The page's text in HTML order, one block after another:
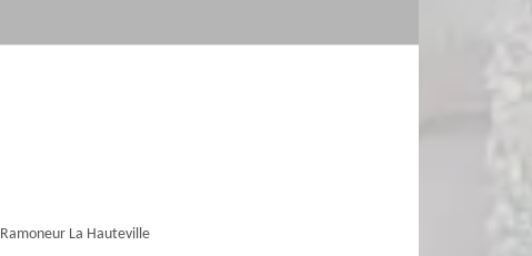
Ramoneur La Hauteville